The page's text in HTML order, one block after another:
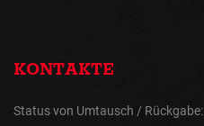
KONTAKTE
Status von Umtausch / Rückgabe: